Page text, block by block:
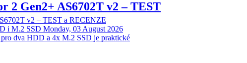
2 Gen2+ AS6702T v2 – TEST
v2 – TEST a RECENZE
i M.2 SSD Monday, 03 August 2026
dva HDD a 4x M.2 SSD je praktické